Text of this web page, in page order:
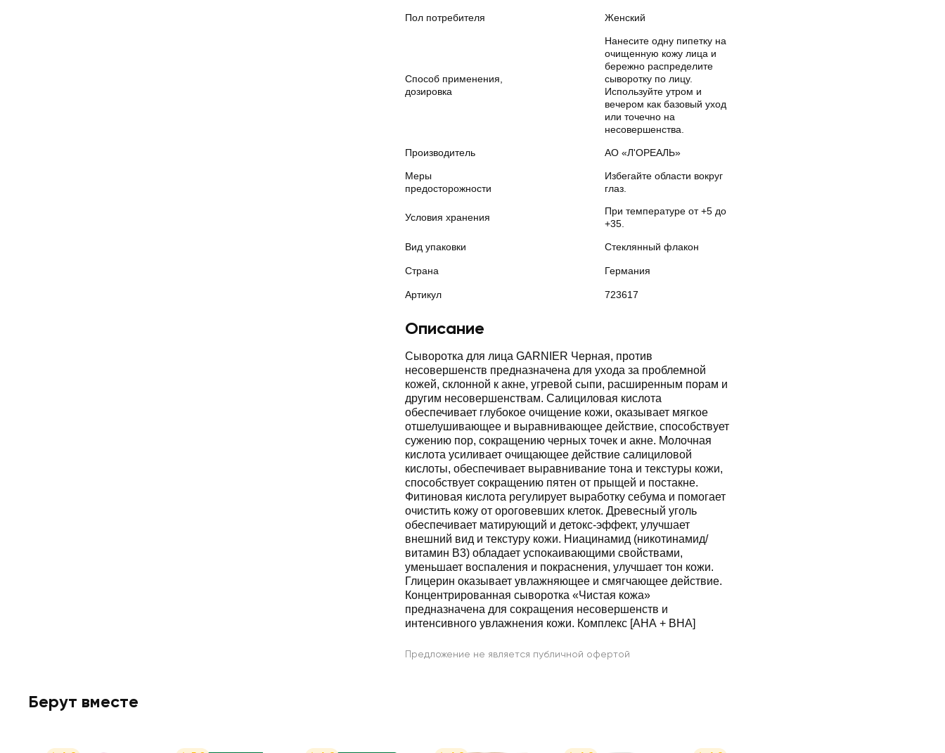
Пол потребителя Женский
Способ применения,
дозировка
Нанесите одну пипетку на
очищенную кожу лица и
бережно распределите
сыворотку по лицу.
Используйте утром и
вечером как базовый уход
или точечно на
несовершенства.
Производитель АО «Л'ОРЕАЛЬ»
Меры
предосторожности
Избегайте области вокруг
глаз.
Условия хранения
При температуре от +5 до
+35.
Вид упаковки Стеклянный флакон
Страна Германия
Артикул 723617
Описание
Сыворотка для лица GARNIER Черная, против
несовершенств предназначена для ухода за проблемной
кожей, склонной к акне, угревой сыпи, расширенным порам и
другим несовершенствам. Салициловая кислота
обеспечивает глубокое очищение кожи, оказывает мягкое
отшелушивающее и выравнивающее действие, способствует
сужению пор, сокращению черных точек и акне. Молочная
кислота усиливает очищающее действие салициловой
кислоты, обеспечивает выравнивание тона и текстуры кожи,
способствует сокращению пятен от прыщей и постакне.
Фитиновая кислота регулирует выработку себума и помогает
очистить кожу от ороговевших клеток. Древесный уголь
обеспечивает матирующий и детокс-эффект, улучшает
внешний вид и текстуру кожи. Ниацинамид (никотинамид/
витамин B3) обладает успокаивающими свойствами,
уменьшает воспаления и покраснения, улучшает тон кожи.
Глицерин оказывает увлажняющее и смягчающее действие.
Концентрированная сыворотка «Чистая кожа»
предназначена для сокращения несовершенств и
интенсивного увлажнения кожи. Комплекс [AHA + BHA]
Предложение не является публичной офертой
Берут вместе